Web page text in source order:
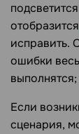
отобразится
исправить.
ошибки
Если
сценария,